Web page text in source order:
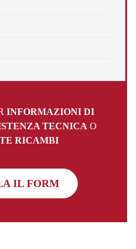
INFORMAZIONI DI
TECNICA O
RICAMBI
IL FORM